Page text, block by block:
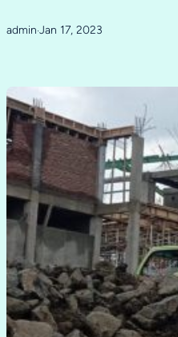
admin·Jan 17, 2023